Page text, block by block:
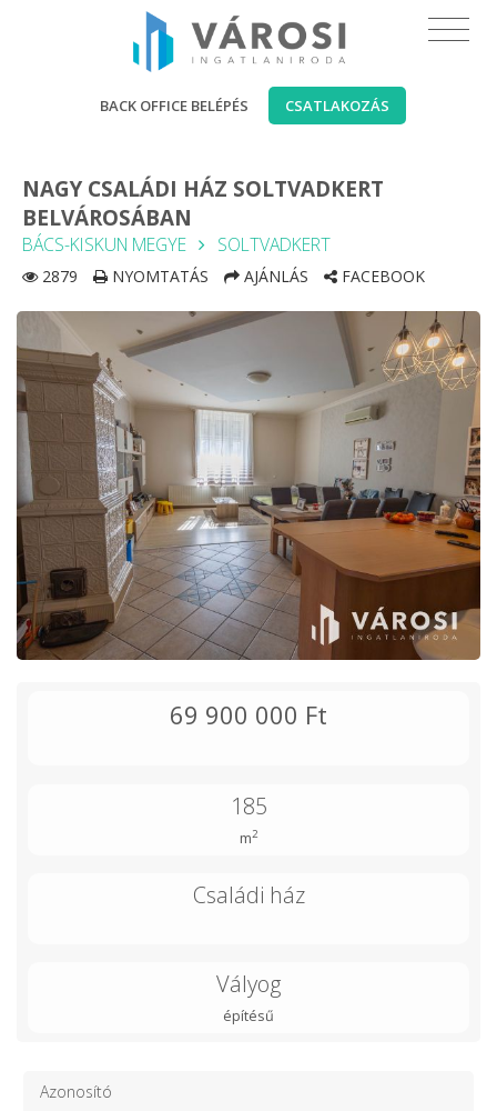
BACK OFFICE BELÉPÉS CSATLAKOZÁS
NAGY CSALÁDI HÁZ SOLTVADKERT
BELVÁROSÁBAN
BÁCS-KISKUN MEGYE SOLTVADKERT
2879 NYOMTATÁS AJÁNLÁS FACEBOOK
69 900 000 Ft
185
m2
Családi ház
Vályog
építésű
Azonosító